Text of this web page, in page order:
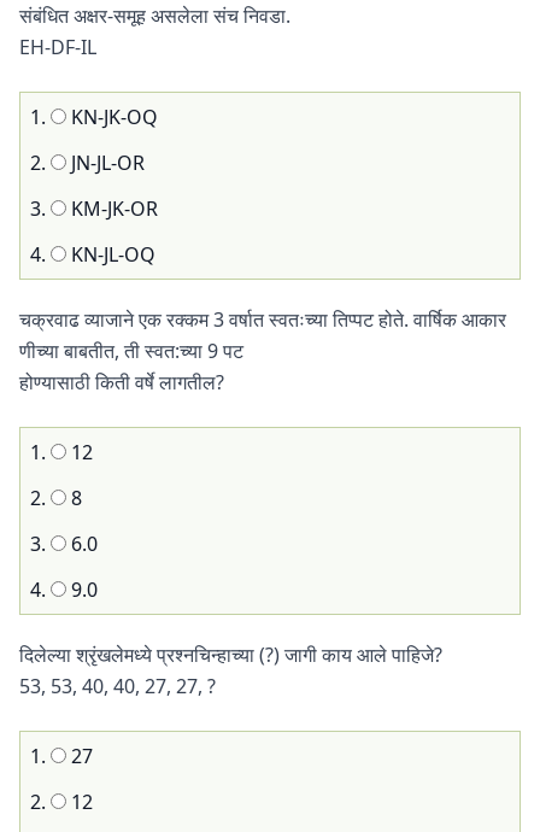
संबंधित अक्षर-समूह असलेला संच निवडा.
EH-DF-IL
1.
KN-JK-OQ
2.
JN-JL-OR
3.
KM-JK-OR
4.
KN-JL-OQ
चक्रवाढ व्याजाने एक रक्‍कम 3 वर्षात स्वतःच्या तिप्पट होते. वार्षिक आकार
णीच्या बाबतीत, ती स्वत:च्या 9 पट
होण्यासाठी किती वर्षे लागतील?
1.
12
2.
8
3.
6.0
4.
9.0
दिलेल्या श्रृंखलेमध्ये प्रश्नचिन्हाच्या (?) जागी काय आले पाहिजे?
53, 53, 40, 40, 27, 27, ?
1.
27
2.
12